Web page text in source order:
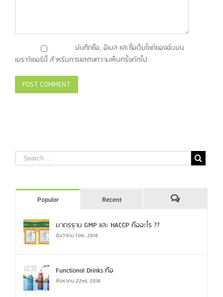
บันทึกชื่อ, อีเมล และชื่อเว็บไซต์ของฉันบน
เบราว์เซอร์นี้ สำหรับการแสดงความเห็นครั้งถัดไป
Popular
Recent
มาตรฐาน GMP และ HACCP คืออะไร ??
ธันวาคม 13th, 2016
Functional Drinks คือ
สิงหาคม 22nd, 2016